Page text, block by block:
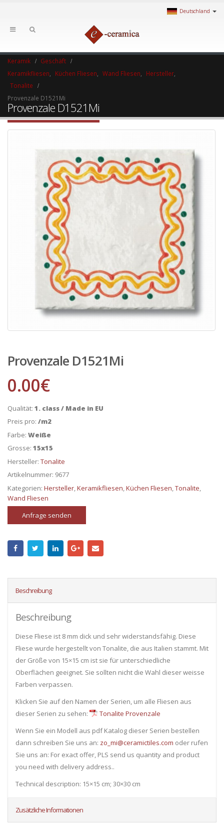
Deutschland
Keramik
Geschäft
Keramikfliesen
Küchen Fliesen Wand Fliesen Hersteller
Tonalite
Provenzale D1521Mi
Provenzale D1521Mi
Provenzale D1521Mi
0.00€
Qualität: 1. class / Made in EU
Preis pro: /m2
Farbe: Weiße
Grosse: 15x15
Hersteller: Tonalite
Artikelnummer: 9677
Kategorien: Hersteller,Keramikfliesen,Küchen Fliesen,Tonalite,
Wand Fliesen
Anfrage senden
Beschreibung
Beschreibung
Diese Fliese ist 8 mm dick und sehr widerstandsfähig. Diese
Fliese wurde hergestellt von Tonalite, die aus Italien stammt. Mit
der Größe von 15×15 cm ist sie für unterschiedliche
Oberflächen geeignet. Sie sollten nicht die Wahl dieser weisse
Farben verpassen.
Klicken Sie auf den Namen der Serien, um alle Fliesen ​​aus
dieser Serien zu sehen:
Tonalite Provenzale
Wenn Sie ein Modell aus pdf Katalog dieser Serien bestellen
dann schreiben Sie uns an: zo_mi@ceramictiles.com oder rufen
Sie uns an: For exact offer, PLS send us quantity and product
you need with delivery address..
Technical description: 15×15 cm; 30×30 cm
Zusätzliche Informationen